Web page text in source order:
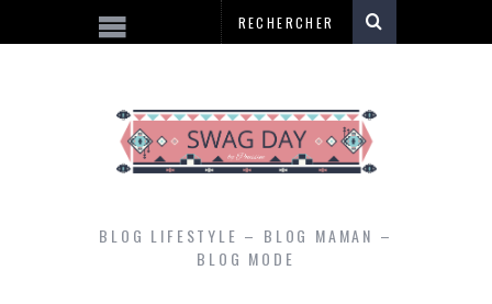
BLOG LIFESTYLE – BLOG MAMAN –
BLOG MODE